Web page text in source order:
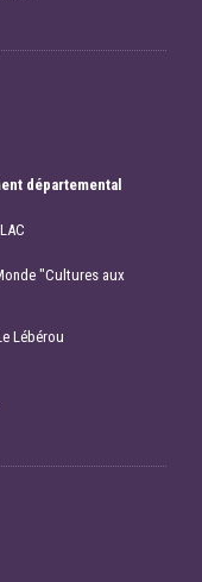
départemental
"Cultures aux
Lébérou